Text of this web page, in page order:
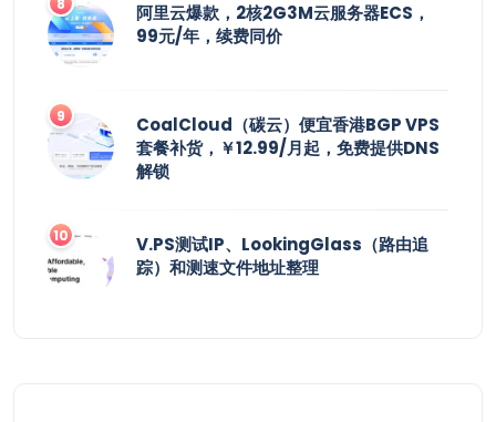
阿里云爆款，2核2G3M云服务器ECS，
99元/年，续费同价
CoalCloud（碳云）便宜香港BGP VPS
套餐补货，￥12.99/月起，免费提供DNS
解锁
V.PS测试IP、LookingGlass（路由追
踪）和测速文件地址整理